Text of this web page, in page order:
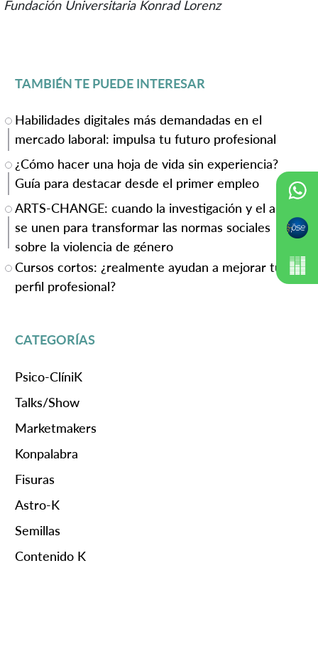
Fundación Universitaria Konrad Lorenz
TAMBIÉN TE PUEDE INTERESAR
Habilidades digitales más demandadas en el
mercado laboral: impulsa tu futuro profesional
¿Cómo hacer una hoja de vida sin experiencia?
Guía para destacar desde el primer empleo
ARTS-CHANGE: cuando la investigación y el arte
se unen para transformar las normas sociales
sobre la violencia de género
Cursos cortos: ¿realmente ayudan a mejorar tu
perfil profesional?
CATEGORÍAS
Psico-ClíniK
Talks/Show
Marketmakers
Konpalabra
Fisuras
Astro-K
Semillas
Contenido K